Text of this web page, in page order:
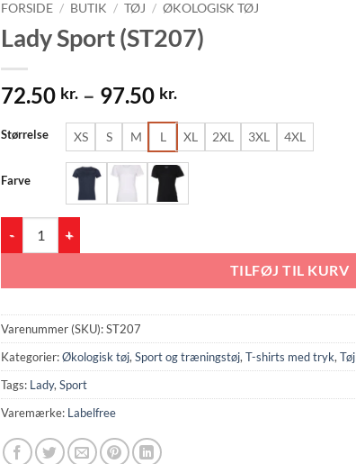
FORSIDE / BUTIK / TØJ / ØKOLOGISK TØJ
Lady Sport (ST207)
72.50 kr. – 97.50 kr.Prisinterval:
72.50 kr.
til
97.50 kr.
Størrelse XS S M L XL 2XL 3XL 4XL
Farve
TILFØJ TIL KURV
Varenummer (SKU):ST207
Kategorier:Økologisk tøj, Sport og træningstøj, T-shirts med tryk, Tøj
Tags: Lady, Sport
Varemærke: Labelfree